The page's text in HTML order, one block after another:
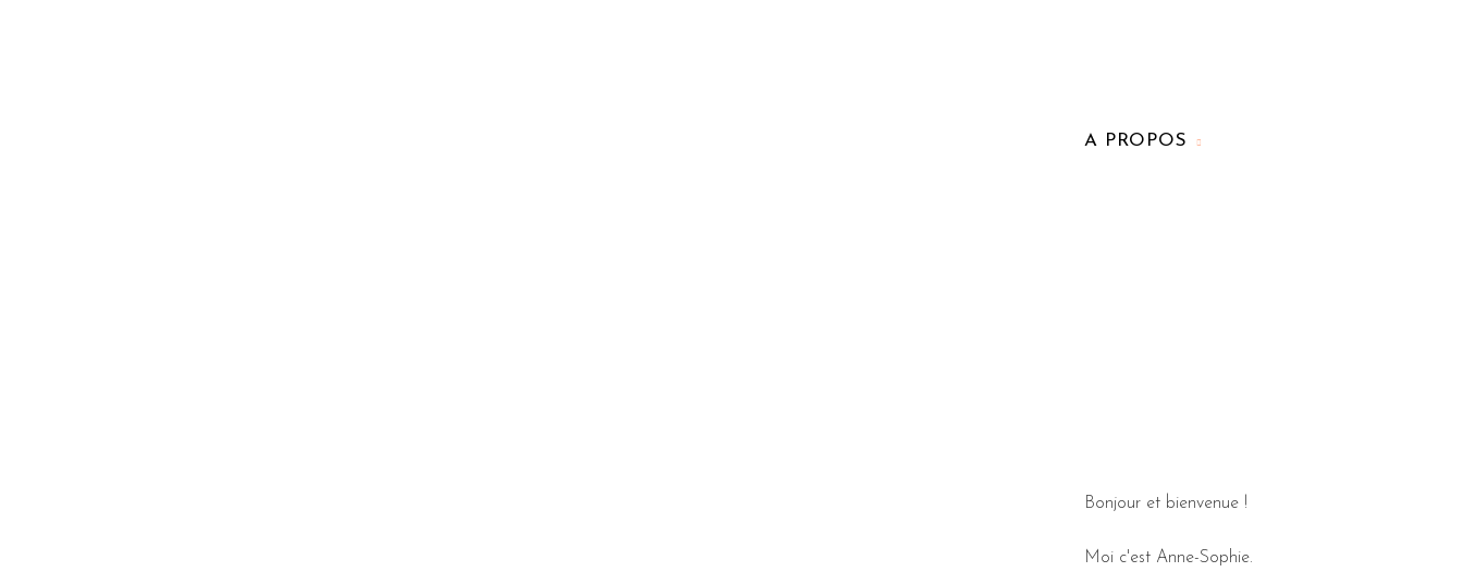
A PROPOS
Bonjour et bienvenue !
Moi c'est Anne-Sophie.